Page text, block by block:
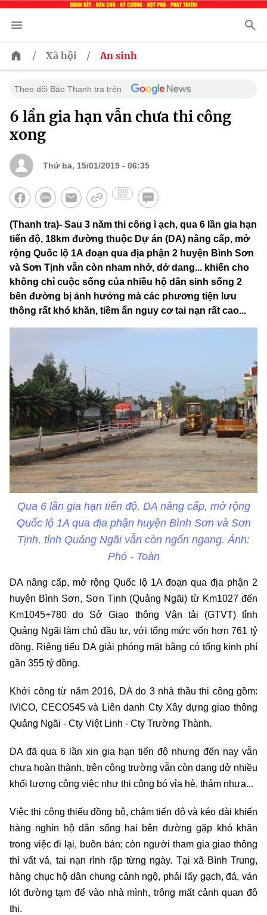
/ Xã hội / An sinh
Theo dõi Báo Thanh tra trên
6 lần gia hạn vẫn chưa thi công
xong
Thứ ba, 15/01/2019 - 06:35
(Thanh tra)- Sau 3 năm thi công ì ạch, qua 6 lần gia hạn
tiến độ, 18km đường thuộc Dự án (DA) nâng cấp, mở
rộng Quốc lộ 1A đoạn qua địa phận 2 huyện Bình Sơn
và Sơn Tịnh vẫn còn nham nhở, dở dang... khiến cho
không chỉ cuộc sống của nhiều hộ dân sinh sống 2
bên đường bị ảnh hưởng mà các phương tiện lưu
thông rất khó khăn, tiềm ẩn nguy cơ tai nạn rất cao...
Qua 6 lần gia hạn tiến độ, DA nâng cấp, mở rộng
Quốc lộ 1A qua địa phận huyện Bình Sơn và Sơn
Tịnh, tỉnh Quảng Ngãi vẫn còn ngổn ngang. Ảnh:
Phó - Toàn
DA nâng cấp, mở rộng Quốc lộ 1A đoạn qua địa phận 2
huyện Bình Sơn, Sơn Tịnh (Quảng Ngãi) từ Km1027 đến
Km1045+780 do Sở Giao thông Vận tải (GTVT) tỉnh
Quảng Ngãi làm chủ đầu tư, với tổng mức vốn hơn 761 tỷ
đồng. Riêng tiểu DA giải phóng mặt bằng có tổng kinh phí
gần 355 tỷ đồng.
Khởi công từ năm 2016, DA do 3 nhà thầu thi công gồm:
IVICO, CECO545 và Liên danh Cty Xây dựng giao thông
Quảng Ngãi - Cty Việt Linh - Cty Trường Thành.
DA đã qua 6 lần xin gia hạn tiến độ nhưng đến nay vẫn
chưa hoàn thành, trên công trường vẫn còn dang dở nhiều
khối lượng công việc như thi công bó vỉa hè, thảm nhựa...
Việc thi công thiếu đồng bộ, chậm tiến độ và kéo dài khiến
hàng nghìn hộ dân sống hai bên đường gặp khó khăn
trong việc đi lại, buôn bán; còn người tham gia giao thông
thì vất vả, tai nạn rình rập từng ngày. Tại xã Bình Trung,
hàng chục hộ dân chung cảnh ngộ, phải lấy gạch, đá, ván
lót đường tạm để vào nhà mình, trông mất cảnh quan đô
thị.